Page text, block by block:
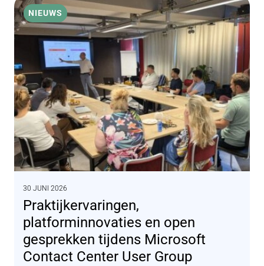
NIEUWS
30 JUNI 2026
Praktijkervaringen,
platforminnovaties en open
gesprekken tijdens Microsoft
Contact Center User Group